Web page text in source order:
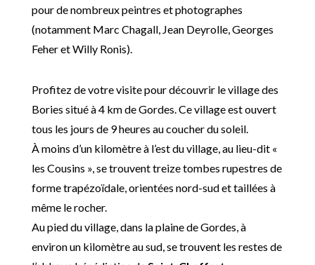
pour de nombreux peintres et photographes
(notamment Marc Chagall, Jean Deyrolle, Georges
Feher et Willy Ronis).
Profitez de votre visite pour découvrir le village des
Bories situé à 4 km de Gordes. Ce village est ouvert
tous les jours de 9 heures au coucher du soleil.
À moins d’un kilomètre à l’est du village, au lieu-dit «
les Cousins », se trouvent treize tombes rupestres de
forme trapézoïdale, orientées nord-sud et taillées à
même le rocher.
Au pied du village, dans la plaine de Gordes, à
environ un kilomètre au sud, se trouvent les restes de